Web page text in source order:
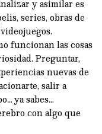
y asimilar es
series, obras de
funcionan las cosas
Preguntar,
nuevas de
salir a
ya sabes…
con algo que